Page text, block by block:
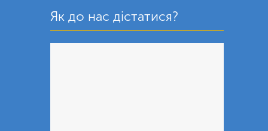
Як до нас дістатися?